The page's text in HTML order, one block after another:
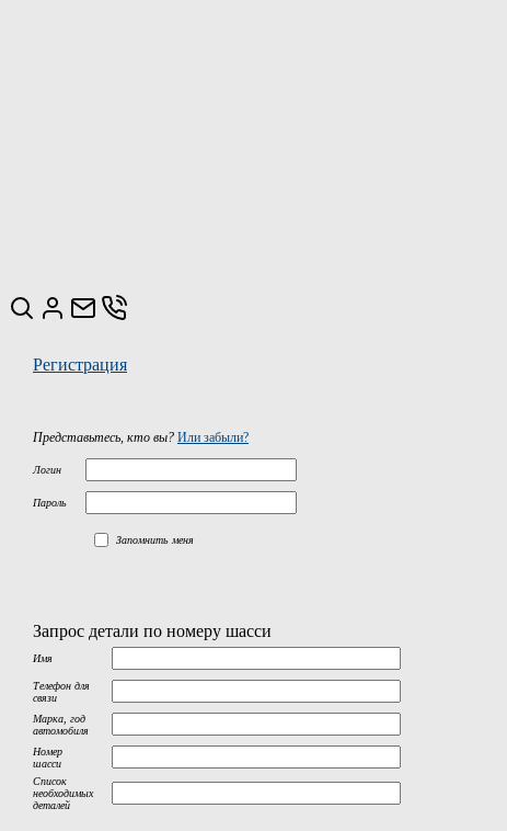
Регистрация
Представьтесь, кто вы? Или забыли?
Логин
Пароль
Запомнить меня
Запрос детали по номеру шасси
Имя
Телефон для
связи
Марка, год
автомобиля
Номер
шасси
Список
необходимых
деталей